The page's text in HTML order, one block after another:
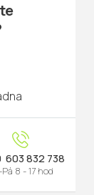
603 832 738